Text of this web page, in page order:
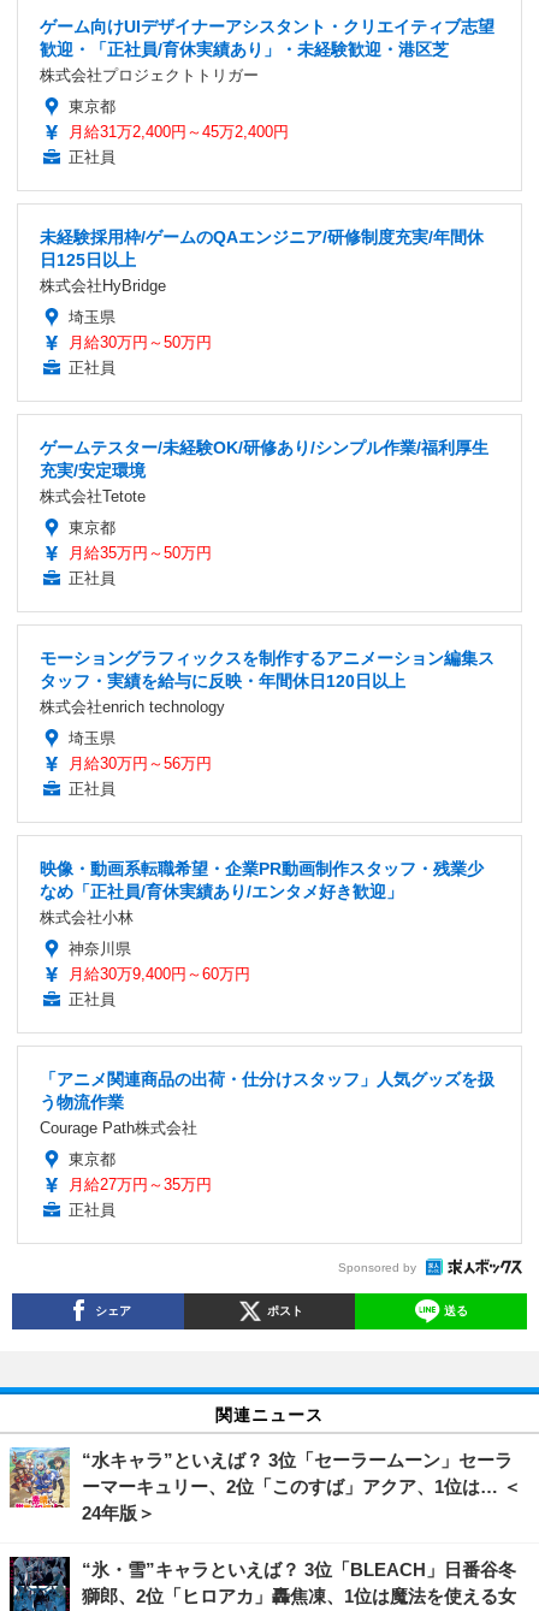
ゲーム向けUIデザイナーアシスタント・クリエイティブ志望
歓迎・「正社員/育休実績あり」・未経験歓迎・港区芝
株式会社プロジェクトトリガー
東京都
月給31万2,400円～45万2,400円
正社員
未経験採用枠/ゲームのQAエンジニア/研修制度充実/年間休
日125日以上
株式会社HyBridge
埼玉県
月給30万円～50万円
正社員
ゲームテスター/未経験OK/研修あり/シンプル作業/福利厚生
充実/安定環境
株式会社Tetote
東京都
月給35万円～50万円
正社員
モーショングラフィックスを制作するアニメーション編集ス
タッフ・実績を給与に反映・年間休日120日以上
株式会社enrich technology
埼玉県
月給30万円～56万円
正社員
映像・動画系転職希望・企業PR動画制作スタッフ・残業少
なめ「正社員/育休実績あり/エンタメ好き歓迎」
株式会社小林
神奈川県
月給30万9,400円～60万円
正社員
「アニメ関連商品の出荷・仕分けスタッフ」人気グッズを扱
う物流作業
Courage Path株式会社
東京都
月給27万円～35万円
正社員
Sponsored by
シェア ポスト 送る
関連ニュース
“水キャラ”といえば？ 3位「セーラームーン」セーラ
ーマーキュリー、2位「このすば」アクア、1位は… ＜
24年版＞
“氷・雪”キャラといえば？ 3位「BLEACH」日番谷冬
獅郎、2位「ヒロアカ」轟焦凍、1位は魔法を使える女